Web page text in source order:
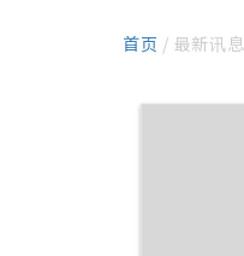
首页 / 最新讯息